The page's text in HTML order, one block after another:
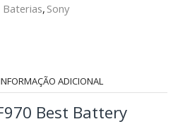
Baterias, Sony
ADICIONAL
Best Battery